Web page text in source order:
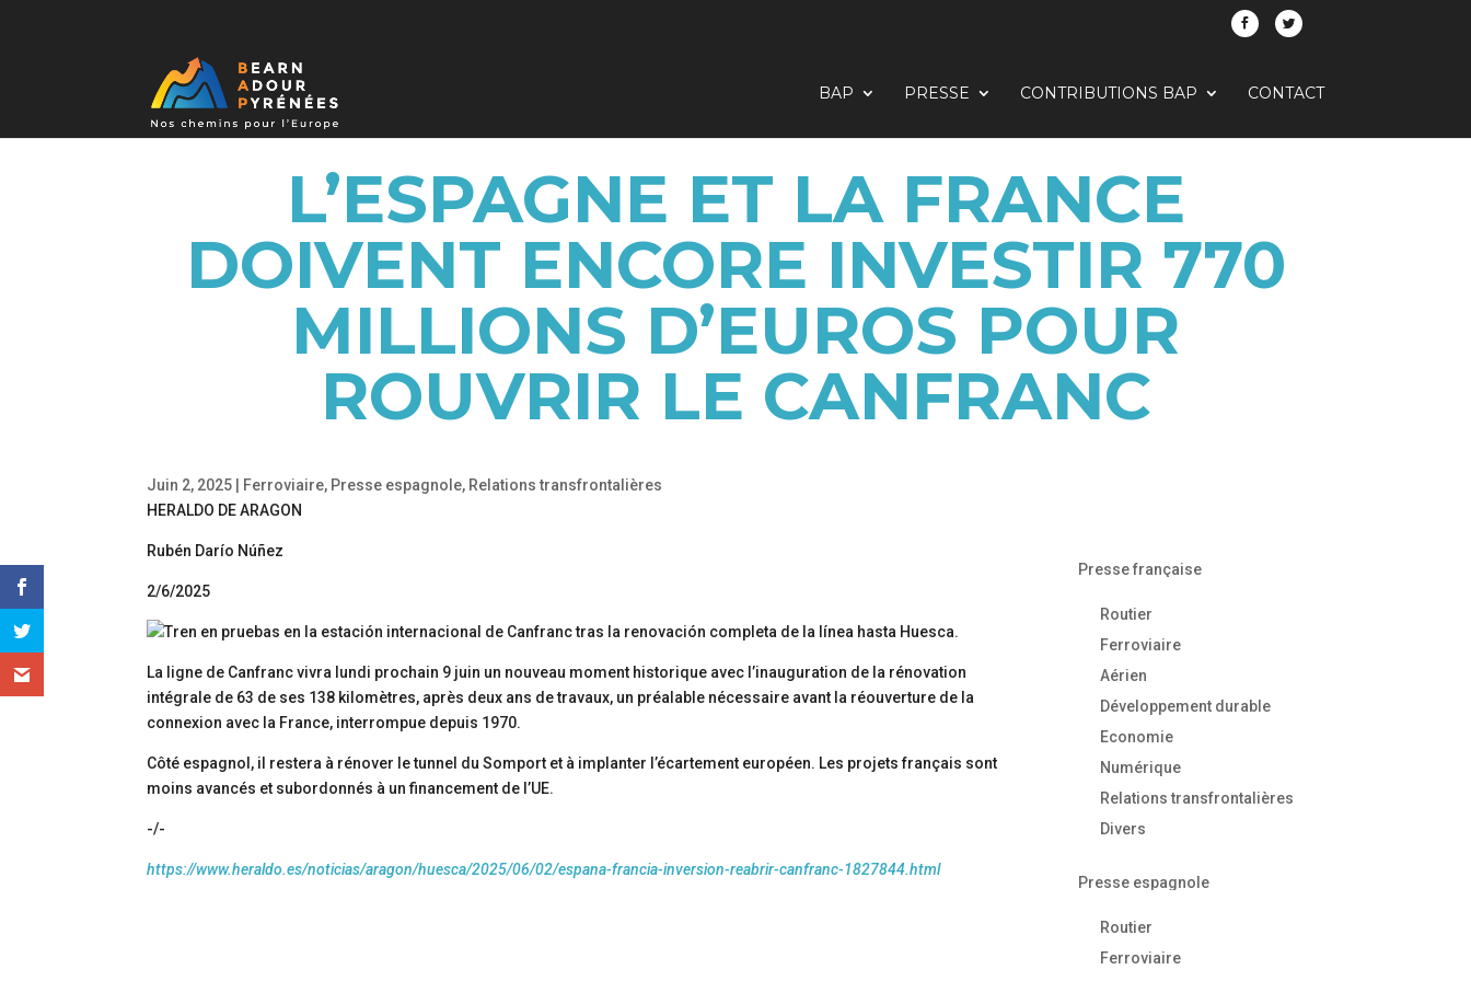
BAP PRESSE CONTRIBUTIONS BAP CONTACT
L’ESPAGNE ET LA FRANCE
DOIVENT ENCORE INVESTIR 770
MILLIONS D’EUROS POUR
ROUVRIR LE CANFRANC
Juin 2, 2025 Ferroviaire, Presse espagnole, Relations transfrontalières
HERALDO DE ARAGON
Rubén Darío Núñez
2/6/2025
La ligne de Canfranc vivra lundi prochain 9 juin un nouveau moment historique avec l’inauguration de la rénovation
intégrale de 63 de ses 138 kilomètres, après deux ans de travaux, un préalable nécessaire avant la réouverture de la
connexion avec la France, interrompue depuis 1970.
Côté espagnol, il restera à rénover le tunnel du Somport et à implanter l’écartement européen. Les projets français sont
moins avancés et subordonnés à un financement de l’UE.
-/-
https://www.heraldo.es/noticias/aragon/huesca/2025/06/02/espana-francia-inversion-reabrir-canfranc-1827844.html
Presse française
Routier
Ferroviaire
Aérien
Développement durable
Economie
Numérique
Relations transfrontalières
Divers
Presse espagnole
Routier
Ferroviaire